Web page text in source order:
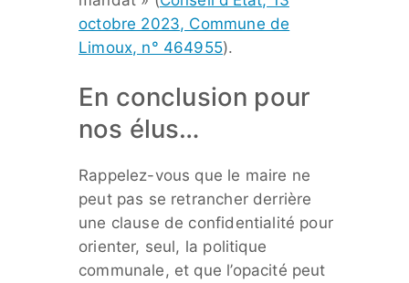
octobre 2023, Commune de
Limoux, n° 464955).
En conclusion pour
nos élus…
Rappelez-vous que le maire ne
peut pas se retrancher derrière
une clause de confidentialité pour
orienter, seul, la politique
communale, et que l’opacité peut